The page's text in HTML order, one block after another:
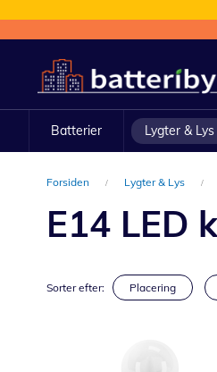
to
Content
Batterier Lygter & Lys
Forsiden Lygter & Lys
E14 LED
Sorter efter: Placering